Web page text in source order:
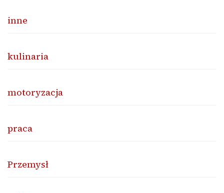
inne
kulinaria
motoryzacja
praca
Przemysł